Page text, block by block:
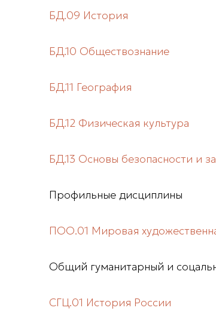
БД.09 История
БД.10 Обществознание
БД.11 География
БД.12 Физическая культура
БД.13 Основы безопасности и
Профильные дисциплины
ПОО.01 Мировая
Общий гуманитарный и
СГЦ.01 История России